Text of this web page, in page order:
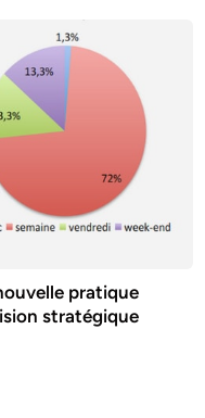
pratique
stratégique